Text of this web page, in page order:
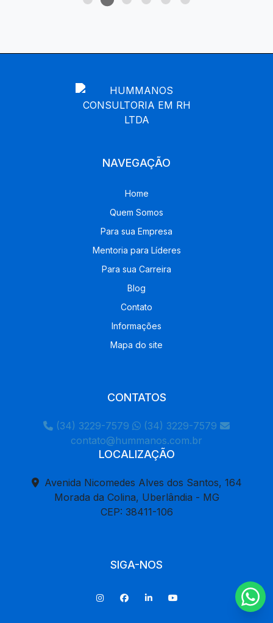
NAVEGAÇÃO
Home
Quem Somos
Para sua Empresa
Mentoria para Líderes
Para sua Carreira
Blog
Contato
Informações
Mapa do site
CONTATOS
(34) 3229-7579
(34) 3229-7579
contato@hummanos.com.br
LOCALIZAÇÃO
Avenida Nicomedes Alves dos Santos, 164
Morada da Colina, Uberlândia - MG
CEP: 38411-106
SIGA-NOS